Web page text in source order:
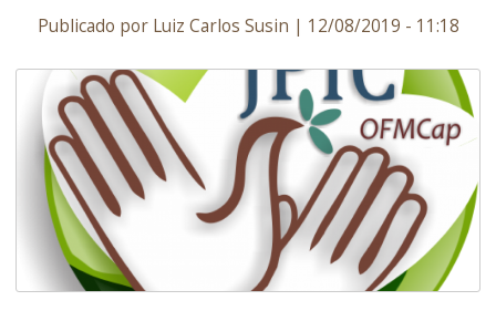
Publicado por Luiz Carlos Susin | 12/08/2019 - 11:18